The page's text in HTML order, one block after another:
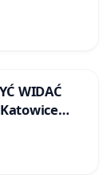
WIDAĆ
Katowice
–